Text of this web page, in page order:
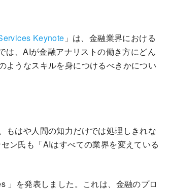
Keynote 」は、金融業界における
は、AIが金融アナリストの働き方にどん
ようなスキルを身につけるべきかについ
もはや人間の知力だけでは処理しきれな
ン氏も「AIはすべての業界を変えている
を発表しました。これは、金融のプロ